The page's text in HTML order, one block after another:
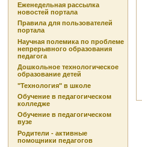
Еженедельная рассылка
новостей портала
Правила для пользователей
портала
Научная полемика по проблеме
непрерывного образования
педагога
Дошкольное технологическое
образование детей
"Технология" в школе
Обучение в педагогическом
колледже
Обучение в педагогическом
вузе
Родители - активные
помощники педагогов